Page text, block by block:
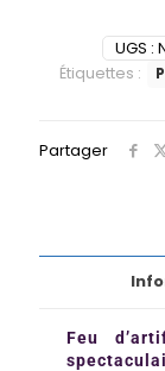
UGS :
Étiquettes :
Partager
Feu